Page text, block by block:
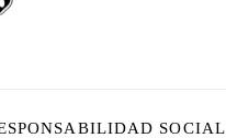
SOCIAL